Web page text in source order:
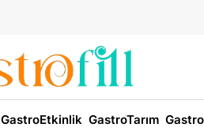
GastroEtkinlik GastroTarım